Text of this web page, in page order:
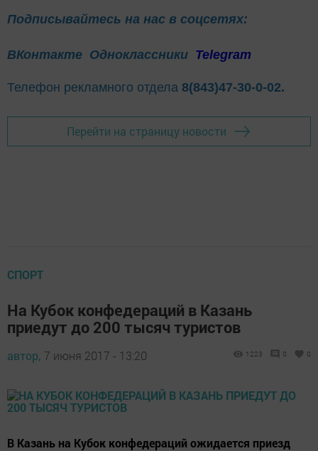
Подписывайтесь на нас в соцсетях:
ВКонтакте Одноклассники Telegram
Телефон рекламного отдела 8(843)47-30-0-02.
Перейти на страницу новости
СПОРТ
На Кубок конфедераций в Казань
приедут до 200 тысяч туристов
автор, 7 июня 2017 - 13:20 1223 0 0
В Казань на Кубок конфедераций ожидается приезд